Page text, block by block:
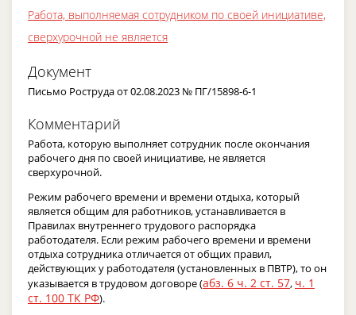
Работа, выполняемая сотрудником по своей инициативе,
сверхурочной не является
Документ
Письмо Роструда от 02.08.2023 № ПГ/15898-6-1
Комментарий
Работа, которую выполняет сотрудник после окончания
рабочего дня по своей инициативе, не является
сверхурочной.
Режим рабочего времени и времени отдыха, который
является общим для работников, устанавливается в
Правилах внутреннего трудового распорядка
работодателя. Если режим рабочего времени и времени
отдыха сотрудника отличается от общих правил,
действующих у работодателя (установленных в ПВТР), то он
указывается в трудовом договоре (абз. 6 ч. 2 ст. 57, ч. 1
ст. 100 ТК РФ).